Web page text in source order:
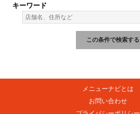
キーワード
メニューナビとは
お問い合わせ